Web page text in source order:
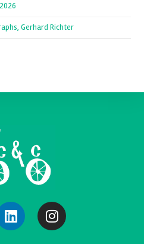
Gerhard Richter